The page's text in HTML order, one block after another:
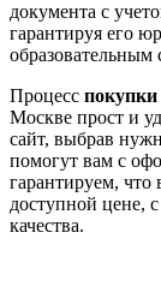
документа с
гарантируя его
образовательным
Процесс покупки
Москве прост и
сайт, выбрав
помогут вам с
гарантируем, что
доступной цене,
качества.